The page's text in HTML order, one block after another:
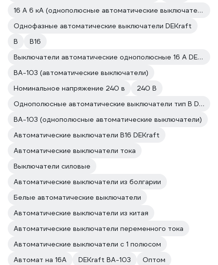
16 А 6 кА (однополюсные автоматические выключатели)
Однофазные автоматические выключатели DEKraft
В
B16
Выключатели автоматические однополюсные 16 А DEKraft
ВА-103 (автоматические выключатели)
Номинальное напряжение 240 в
240 В
Однополюсные автоматические выключатели тип В DEKraft
ВА-103 (однополюсные автоматические выключатели)
Автоматические выключатели B16 DEKraft
Автоматические выключатели тока
Выключатели силовые
Автоматические выключатели из болгарии
Белые автоматические выключатели
Автоматические выключатели из китая
Автоматические выключатели переменного тока
Автоматические выключатели с 1 полюсом
Автомат на 16А
DEKraft ВА-103 Оптом